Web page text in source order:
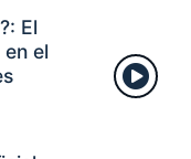
El
el